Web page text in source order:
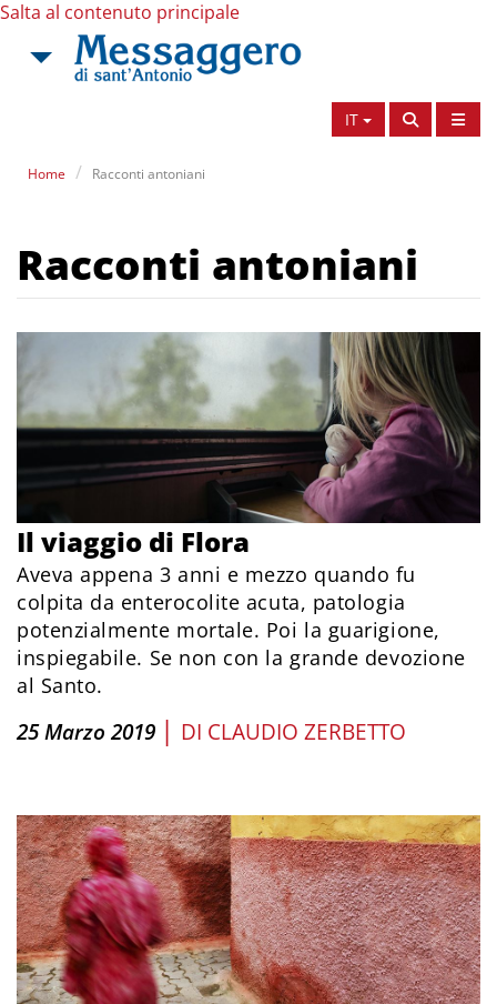
Salta al contenuto principale
IT
Home Racconti antoniani
Racconti antoniani
Il viaggio di Flora
Aveva appena 3 anni e mezzo quando fu
colpita da enterocolite acuta, patologia
potenzialmente mortale. Poi la guarigione,
inspiegabile. Se non con la grande devozione
al Santo.
25 Marzo 2019 | DI CLAUDIO ZERBETTO